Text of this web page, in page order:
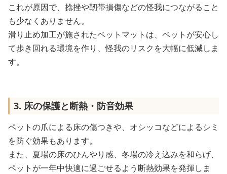
これが原因で、捻挫や靭帯損傷などの怪我につながること
も少なくありません。
滑り止め加工が施されたペットマットは、ペットが安心し
て歩き回れる環境を作り、怪我のリスクを大幅に低減しま
す。
3. 床の保護と断熱・防音効果
ペットの爪による床の傷つきや、オシッコなどによるシミ
を防ぐ効果もあります。
また、夏場の床のひんやり感、冬場の冷え込みを和らげ、
ペットが一年中快適に過ごせるよう断熱効果を発揮しま